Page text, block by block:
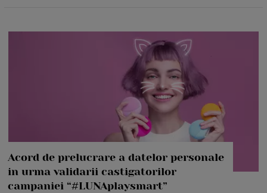
Acord de prelucrare a datelor personale
in urma validarii castigatorilor
campaniei “#LUNAplaysmart”